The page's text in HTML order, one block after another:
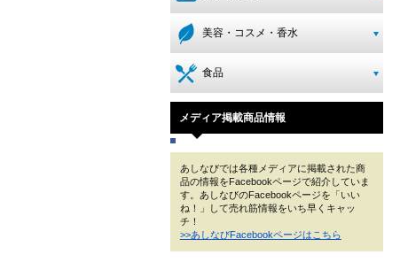
美容・コスメ・香水
食品
メディア掲載商品情報
あしなびでは各種メディアに掲載された商
品の情報をFacebookページで紹介していま
す。あしなびのFacebookページを「いい
ね！」して売れ筋情報をいち早くキャッ
チ！
>>あしなびFacebookページはこちら